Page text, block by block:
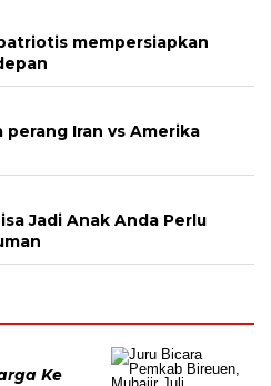
mempersiapkan
Iran vs Amerika
Jadi Anak Anda Perlu
Ke